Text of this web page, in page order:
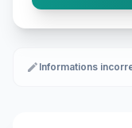
edit Informations